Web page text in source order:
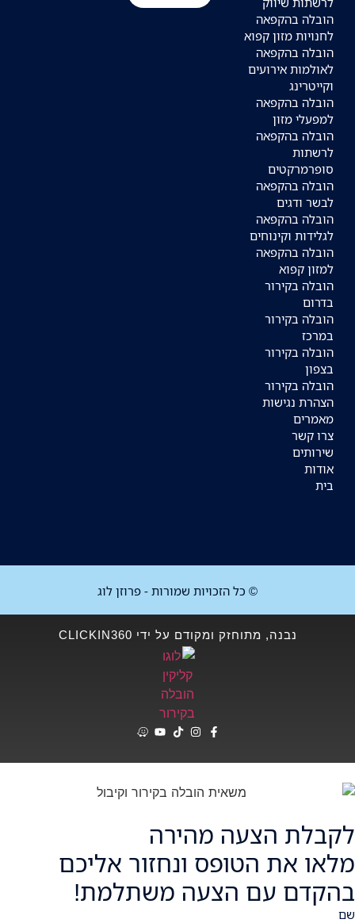
הובלה בהקפאה
לחנויות מזון קפוא
הובלה בהקפאה
לאולמות אירועים
וקייטרינג
הובלה בהקפאה
למפעלי מזון
הובלה בהקפאה
לרשתות
סופרמרקטים
הובלה בהקפאה
לבשר ודגים
הובלה בהקפאה
לגלידות וקינוחים
הובלה בהקפאה
למזון קפוא
הובלה בקירור
בדרום
הובלה בקירור
במרכז
הובלה בקירור
בצפון
הובלה בקירור
הצהרת נגישות
מאמרים
צרו קשר
שירותים
אודות
בית
© כל הזכויות שמורות - פרוזן לוג
נבנה, מתוחזק ומקודם על ידי CLICKIN360
לקבלת הצעה מהירה
מלאו את הטופס ונחזור אליכם
בהקדם עם הצעה משתלמת!
שם